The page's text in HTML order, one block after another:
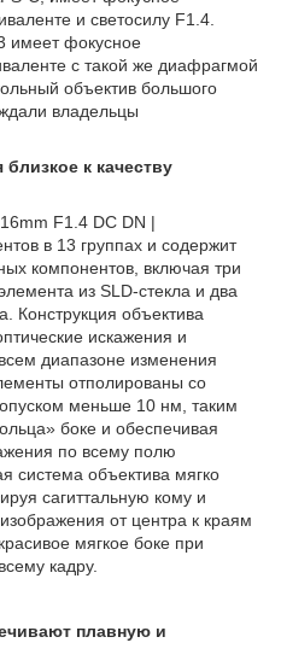
и светосилу F1.4.
имеет фокусное
с такой же диафрагмой
объектив большого
владельцы
к качеству
F1.4 DC DN |
в 13 группах и содержит
компонентов, включая три
из SLD-стекла и два
Конструкция объектива
искажения и
диапазоне изменения
отполированы со
меньше 10 нм, таким
боке и обеспечивая
по всему полю
система объектива мягко
сагиттальную кому и
от центра к краям
мягкое боке при
кадру.
плавную и